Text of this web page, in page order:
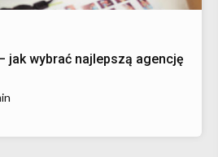
jak wybrać najlepszą agencję